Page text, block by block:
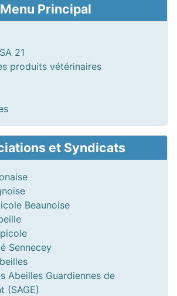
Menu Principal
21
produits vétérinaires
et Syndicats
Beaunoise
Sennecey
Abeilles Guardiennes de
(SAGE)